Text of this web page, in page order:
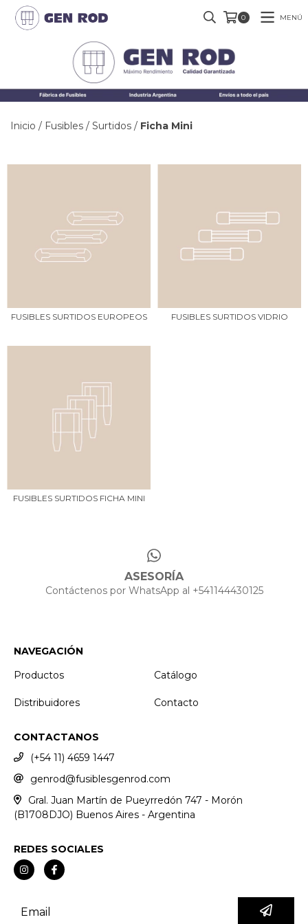
0 MENÚ
Inicio / Fusibles / Surtidos / Ficha Mini
FUSIBLES SURTIDOS EUROPEOS FUSIBLES SURTIDOS VIDRIO
FUSIBLES SURTIDOS FICHA MINI
ASESORÍA
Contáctenos por WhatsApp al +541144430125
NAVEGACIÓN
Productos
Catálogo
Distribuidores Contacto
CONTACTANOS
(+54 11) 4659 1447
genrod@fusiblesgenrod.com
Gral. Juan Martín de Pueyrredón 747 - Morón
(B1708DJO) Buenos Aires - Argentina
REDES SOCIALES